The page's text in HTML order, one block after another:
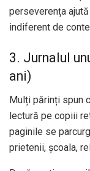
perseverența
indiferent de
3. Jurnalul
ani)
Mulți părinți spun
lectură pe copiii
paginile se
prietenii, școala,